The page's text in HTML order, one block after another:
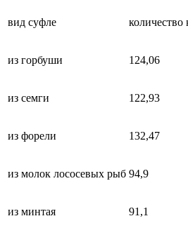
вид суфле количество
из горбуши 124,06
из семги 122,93
из форели 132,47
из молок лососевых рыб 94,9
из минтая 91,1